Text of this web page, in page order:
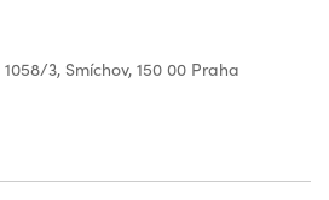
3, Smíchov, 150 00 Praha